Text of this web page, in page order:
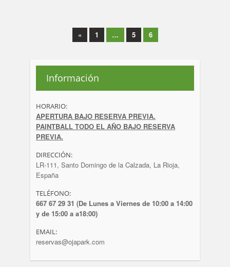
« 1 … 5 6
Información
HORARIO:
APERTURA BAJO RESERVA PREVIA.
PAINTBALL TODO EL AÑO BAJO RESERVA
PREVIA.
DIRECCIÓN:
LR-111, Santo Domingo de la Calzada, La Rioja,
España
TELÉFONO:
667 67 29 31 (De Lunes a Viernes de 10:00 a 14:00
y de 15:00 a a18:00)
EMAIL:
reservas@ojapark.com